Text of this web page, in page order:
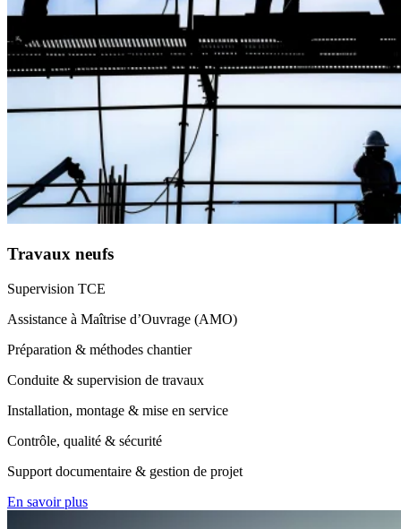
Travaux neufs
Supervision TCE
Assistance à Maîtrise d’Ouvrage (AMO)
Préparation & méthodes chantier
Conduite & supervision de travaux
Installation, montage & mise en service
Contrôle, qualité & sécurité
Support documentaire & gestion de projet
En savoir plus